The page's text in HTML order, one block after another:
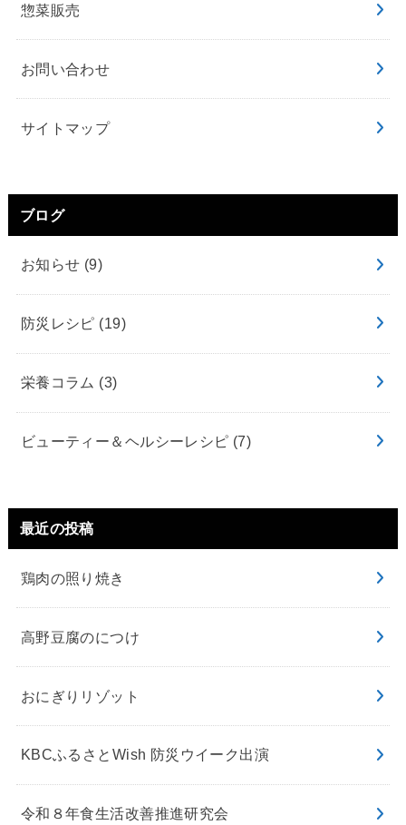
惣菜販売
お問い合わせ
サイトマップ
ブログ
お知らせ (9)
防災レシピ (19)
栄養コラム (3)
ビューティー＆ヘルシーレシピ (7)
最近の投稿
鶏肉の照り焼き
高野豆腐のにつけ
おにぎりリゾット
KBCふるさとWish 防災ウイーク出演
令和８年食生活改善推進研究会